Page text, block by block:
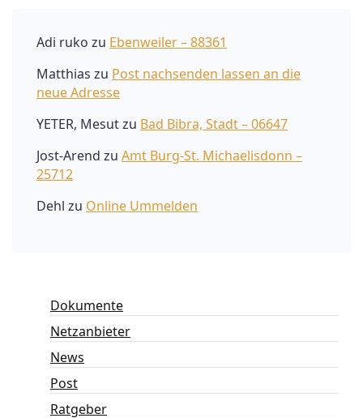
Adi ruko zu Ebenweiler – 88361
Matthias zu Post nachsenden lassen an die
neue Adresse
YETER, Mesutzu Bad Bibra, Stadt – 06647
Jost-Arend zu Amt Burg-St. Michaelisdonn –
25712
Dehl zu Online Ummelden
Dokumente
Netzanbieter
News
Post
Ratgeber